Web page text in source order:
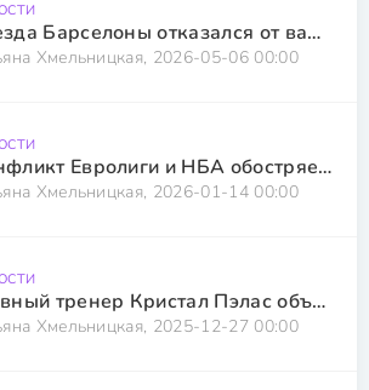
Звезда Барселоны отказался от вариантов из Саудовской Аравии
Хмельницкая, 2026-05-06 00:00
Конфликт Евролиги и НБА обостряется из-за европейского проекта
Хмельницкая, 2026-01-14 00:00
Главный тренер Кристал Пэлас объявил о своем решении остаться в команде или уйти
Хмельницкая, 2025-12-27 00:00